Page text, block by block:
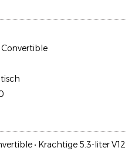
Convertible
• Krachtige 5.3-liter V12